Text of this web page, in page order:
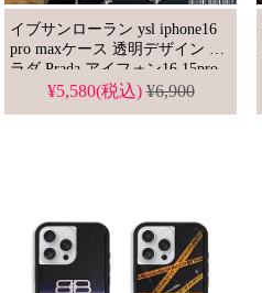
イブサンローラン ysl iphone16
pro maxケース 透明デザイン プ
ラダ Prada アイフォン16 15pro
カバー チェーン式 バレンシア
¥5,580(税込)¥6,900